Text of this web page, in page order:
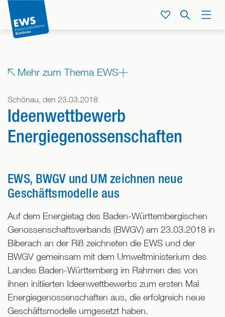
Direkt
zum
Inhalt
Menü
Suche
Service
Mehr zum Thema EWS
Zeige
Beitrag
zugeordnet
Schönau, den 23.03.2018
Ideenwettbewerb
Energiegenossenschaften
EWS, BWGV und UM zeichnen neue
Geschäftsmodelle aus
Auf dem Energietag des Baden-Württembergischen
Genossenschaftsverbands (BWGV) am 23.03.2018 in
Biberach an der Riß zeichneten die EWS und der
BWGV gemeinsam mit dem Umweltministerium des
Landes Baden-Württemberg im Rahmen des von
ihnen initiierten Ideenwettbewerbs zum ersten Mal
Energiegenossenschaften aus, die erfolgreich neue
Geschäftsmodelle umgesetzt haben.